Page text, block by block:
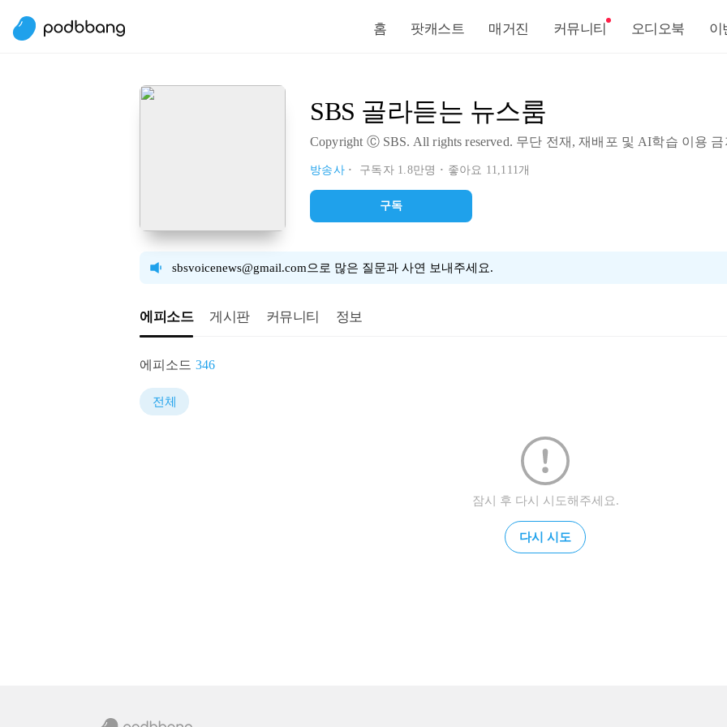
홈 팟캐스트 매거진 커뮤니티 오디오북 이
SBS 골라듣는 뉴스룸
Copyright Ⓒ SBS. All rights reserved. 무단 전재, 재배포 및 AI학습 이용 금
방송사 구독자 1.8만명 좋아요 11,111개
구독
sbsvoicenews@gmail.com으로 많은 질문과 사연 보내주세요.
에피소드 게시판 커뮤니티 정보
에피소드 346
전체
잠시 후 다시 시도해주세요.
다시 시도